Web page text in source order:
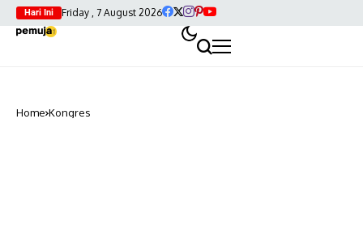
Hari Ini Friday , 7 August 2026
Home Kongres